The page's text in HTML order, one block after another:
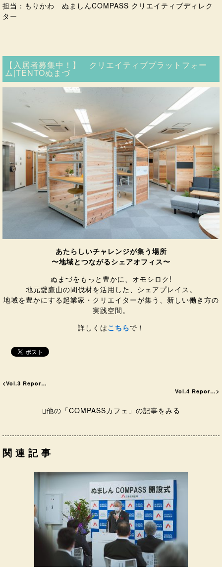
担当：もりかわ ぬましんCOMPASS クリエイティブディレク
ター
【入居者募集中！】 クリエイティブプラットフォー
ム|TENTOぬまづ
あたらしいチャレンジが集う場所
〜地域とつながるシェアオフィス〜
ぬまづをもっと豊かに、オモシロク!
地元愛鷹山の間伐材を活用した、シェアプレイス。
地域を豊かにする起業家・クリエイターが集う、新しい働き方の
実践空間。
詳しくはこちらで！
<Vol.3 Repor…
Vol.4 Repor… >
他の「COMPASSカフェ」の記事をみる
関連記事